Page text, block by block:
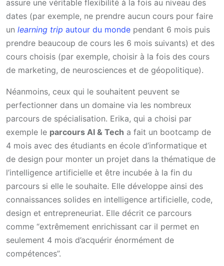
assure une véritable flexibilité à la fois au niveau des
dates (par exemple, ne prendre aucun cours pour faire
un learning trip autour du monde pendant 6 mois puis
prendre beaucoup de cours les 6 mois suivants) et des
cours choisis (par exemple, choisir à la fois des cours
de marketing, de neurosciences et de géopolitique).
Néanmoins, ceux qui le souhaitent peuvent se
perfectionner dans un domaine via les nombreux
parcours de spécialisation. Erika, qui a choisi par
exemple le parcours AI & Tech a fait un bootcamp de
4 mois avec des étudiants en école d’informatique et
de design pour monter un projet dans la thématique de
l’intelligence artificielle et être incubée à la fin du
parcours si elle le souhaite. Elle développe ainsi des
connaissances solides en intelligence artificielle, code,
design et entrepreneuriat. Elle décrit ce parcours
comme “extrêmement enrichissant car il permet en
seulement 4 mois d’acquérir énormément de
compétences”.